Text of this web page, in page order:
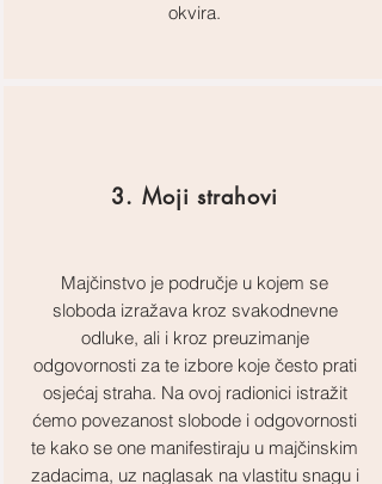
okvira.
3. Moji strahovi
Majčinstvo je područje u kojem se
sloboda izražava kroz svakodnevne
odluke, ali i kroz preuzimanje
odgovornosti za te izbore koje često prati
osjećaj straha. Na ovoj radionici istražit
ćemo povezanost slobode i odgovornosti
te kako se one manifestiraju u majčinskim
zadacima, uz naglasak na vlastitu snagu i